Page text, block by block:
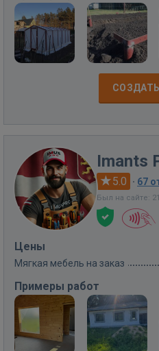
Imants
5.0 · 67
Был на сайте:
Цены
Мягкая мебель на заказ
Примеры работ